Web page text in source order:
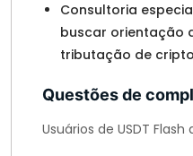
Consultoria
buscar orientação
tributação de
Questões de
Usuários de USDT